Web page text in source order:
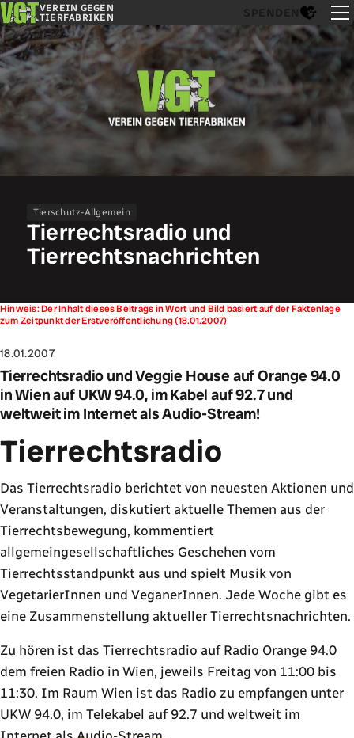
VEREIN GEGEN
TIERFABRIKEN
SPENDEN
Tierschutz-Allgemein
Tierrechtsradio und
Tierrechtsnachrichten
Hinweis: Der Inhalt dieses Beitrags in Wort und Bild basiert auf der Faktenlage
zum Zeitpunkt der Erstveröffentlichung (18.01.2007)
18.01.2007
Tierrechtsradio und Veggie House auf Orange 94.0
in Wien auf UKW 94.0, im Kabel auf 92.7 und
weltweit im Internet als Audio-Stream!
Tierrechtsradio
Das Tierrechtsradio berichtet von neuesten Aktionen und
Veranstaltungen, diskutiert aktuelle Themen aus der
Tierrechtsbewegung, kommentiert
allgemeingesellschaftliches Geschehen vom
Tierrechtsstandpunkt aus und spielt Musik von
VegetarierInnen und VeganerInnen. Jede Woche gibt es
eine Zusammenstellung aktueller Tierrechtsnachrichten.
Zu hören ist das Tierrechtsradio auf Radio Orange 94.0
dem freien Radio in Wien, jeweils Freitag von 11:00 bis
11:30. Im Raum Wien ist das Radio zu empfangen unter
UKW 94.0, im Telekabel auf 92.7 und weltweit im